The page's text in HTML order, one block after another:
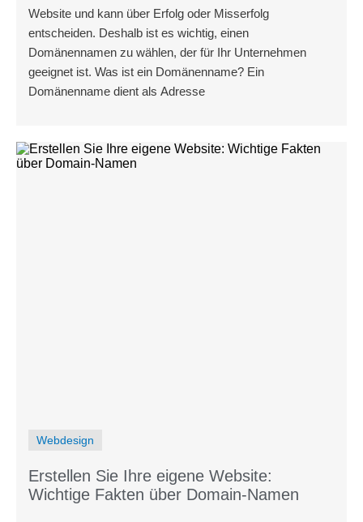
Website und kann über Erfolg oder Misserfolg
entscheiden. Deshalb ist es wichtig, einen
Domänennamen zu wählen, der für Ihr Unternehmen
geeignet ist. Was ist ein Domänenname? Ein
Domänenname dient als Adresse
Webdesign
Erstellen Sie Ihre eigene Website:
Wichtige Fakten über Domain-Namen